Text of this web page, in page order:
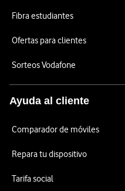
Fibra estudiantes
Ofertas para clientes
Sorteos Vodafone
Ayuda al cliente
Comparador de móviles
Repara tu dispositivo
Tarifa social